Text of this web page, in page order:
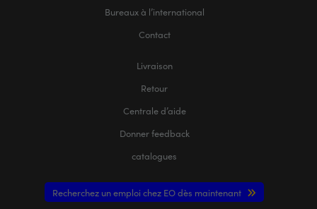
Bureaux à l’international
Contact
Livraison
Retour
Centrale d’aide
Donner feedback
catalogues
Recherchez un emploi chez EO dès maintenant